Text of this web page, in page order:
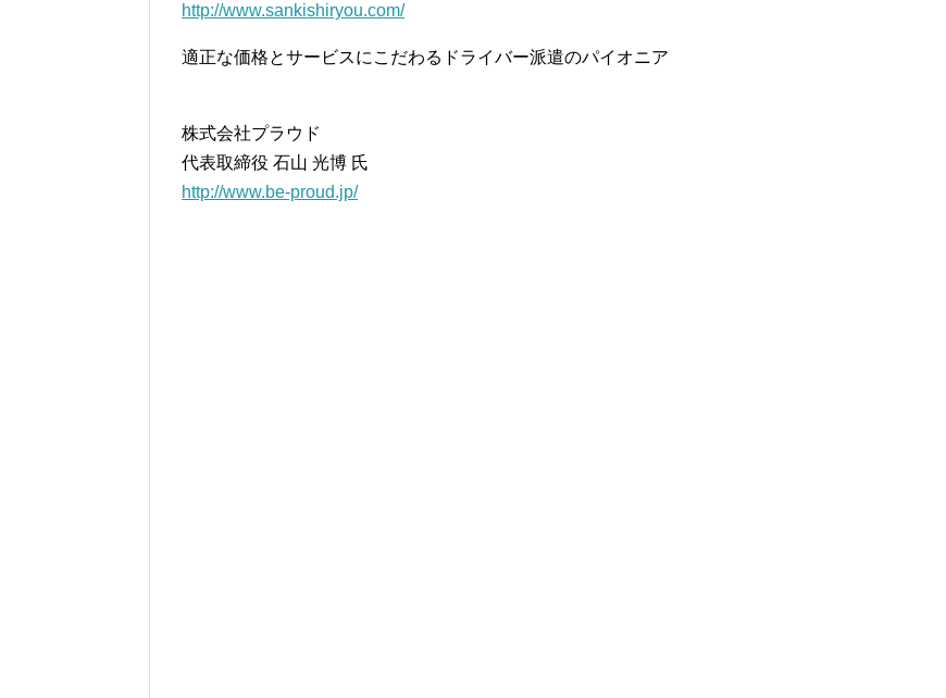
http://www.sankishiryou.com/
適正な価格とサービスにこだわるドライバー派遣のパイオニア
株式会社プラウド
代表取締役 石山 光博 氏
http://www.be-proud.jp/